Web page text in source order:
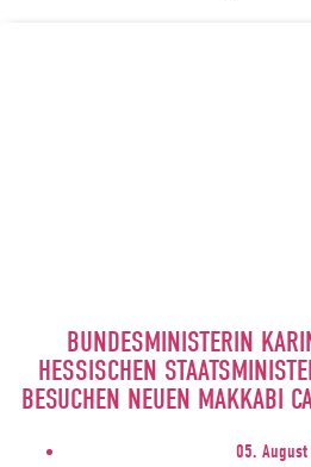
BUNDESMINISTERIN
HESSISCHEN
BESUCHEN NEUEN MAKKABI
05.